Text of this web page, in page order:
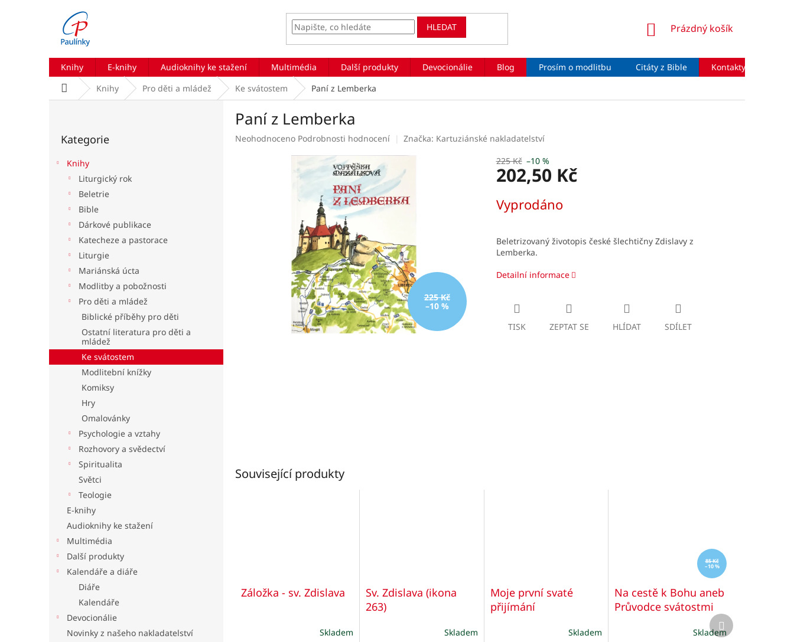
HLEDAT
NÁKUPNÍ
Prázdný košík
Knihy E-knihy Audioknihy ke stažení Multimédia Další produkty Devocionálie Blog Prosím o modlitbu Citáty z Bible Kontakty
Domů Knihy Pro děti a mládež Ke svátostem Paní z Lemberka
kategorie
Kategorie
Knihy
Liturgický rok
Beletrie
Bible
Dárkové publikace
Katecheze a pastorace
Liturgie
Mariánská úcta
Modlitby a pobožnosti
Pro děti a mládež
Biblické příběhy pro děti
Ostatní literatura pro děti a
mládež
Ke svátostem
Modlitební knížky
Komiksy
Hry
Omalovánky
Psychologie a vztahy
Rozhovory a svědectví
Spiritualita
Světci
Teologie
E-knihy
Audioknihy ke stažení
Multimédia
Další produkty
Kalendáře a diáře
Diáře
Kalendáře
Devocionálie
Novinky z našeho nakladatelství
Paní z Lemberka
Průměrné
Neohodnoceno Podrobnosti hodnocení Značka: Kartuziánské nakladatelství
225 Kč
–10 %
225 Kč –10 %
202,50 Kč
cena:
Vyprodáno
Beletrizovaný životopis české šlechtičny Zdislavy z
Lemberka.
Detailní informace
TISK ZEPTAT SE HLÍDAT SDÍLET
Související produkty
Záložka - sv. Zdislava
Skladem
Sv. Zdislava (ikona
263)
Skladem
Moje první svaté
přijímání
Skladem
85 Kč
–10 %
Na cestě k Bohu aneb
Průvodce svátostmi
Skladem
Další
produkt